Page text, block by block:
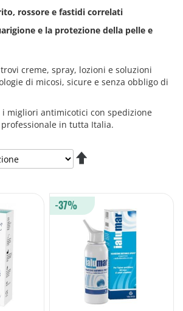
rossore e fastidi correlati
e la protezione della pelle e
creme, spray, lozioni e soluzioni
di micosi, sicure e senza obbligo di
i migliori antimicotici con spedizione
in tutta Italia.
-37%